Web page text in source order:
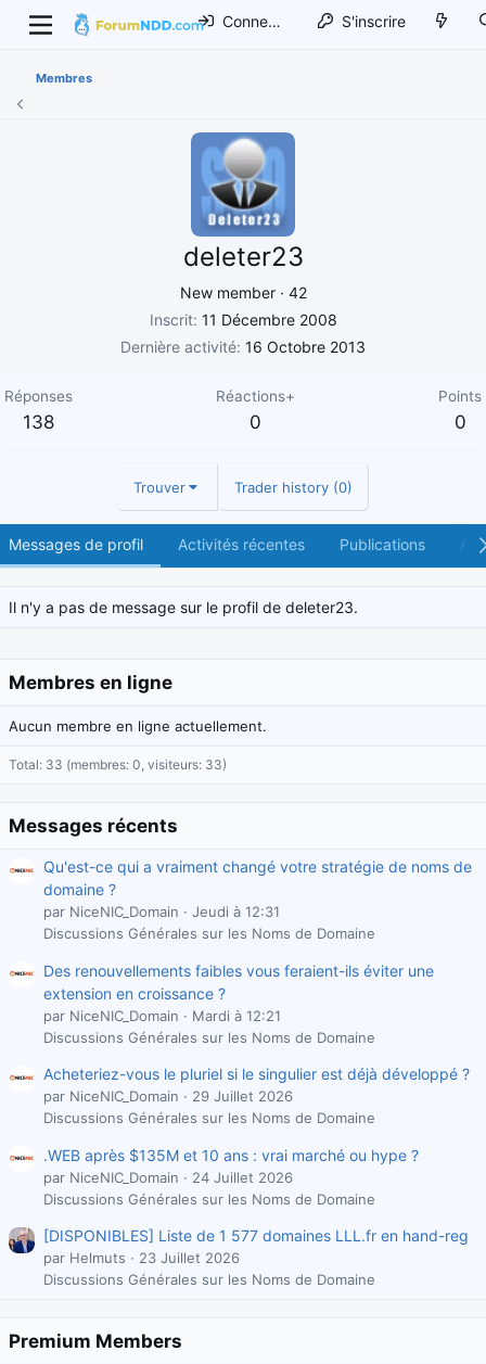
Connexion S'inscrire
Membres
deleter23
New member · 42
Inscrit 11 Décembre 2008
Dernière activité 16 Octobre 2013
Réponses
138
Réactions+
0
Points
0
Trouver Trader history (0)
Messages de profil Activités récentes Publications À
Il n'y a pas de message sur le profil de deleter23.
Membres en ligne
Aucun membre en ligne actuellement.
Total: 33 (membres: 0, visiteurs: 33)
Messages récents
Qu'est-ce qui a vraiment changé votre stratégie de noms de
domaine ?
par NiceNIC_Domain
Jeudi à 12:31
Discussions Générales sur les Noms de Domaine
Des renouvellements faibles vous feraient-ils éviter une
extension en croissance ?
par NiceNIC_Domain
Mardi à 12:21
Discussions Générales sur les Noms de Domaine
Acheteriez-vous le pluriel si le singulier est déjà développé ?
par NiceNIC_Domain
29 Juillet 2026
Discussions Générales sur les Noms de Domaine
.WEB après $135M et 10 ans : vrai marché ou hype ?
par NiceNIC_Domain
24 Juillet 2026
Discussions Générales sur les Noms de Domaine
[DISPONIBLES] Liste de 1 577 domaines LLL.fr en hand-reg
par Helmuts
23 Juillet 2026
Discussions Générales sur les Noms de Domaine
Premium Members